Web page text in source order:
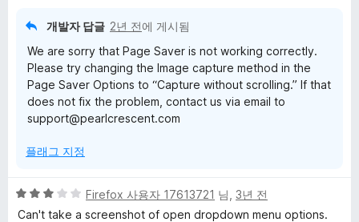
개발자 답글 2년 전에 게시됨
We are sorry that Page Saver is not working correctly.
Please try changing the Image capture method in the
Page Saver Options to “Capture without scrolling.” If that
does not fix the problem, contact us via email to
support@pearlcrescent.com
플래그 지정
5
점
Firefox 사용자 17613721 님, 3년 전
Can't take a screenshot of open dropdown menu options.